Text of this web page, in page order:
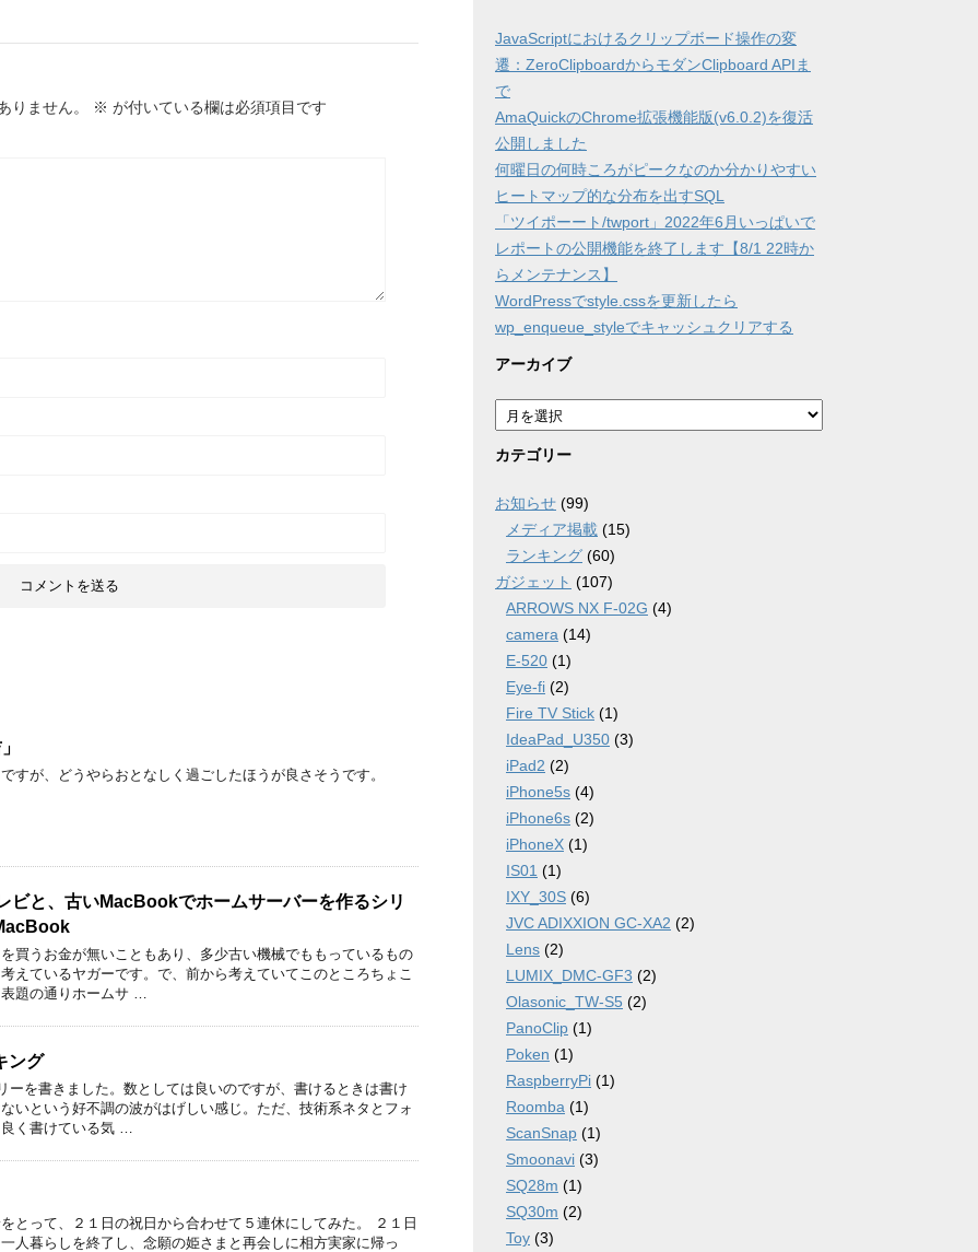
りません。 ※ が付いている欄は必須項目です
すが、どうやらおとなしく過ごしたほうが良さそうです。
ビと、古いMacBookでホームサーバーを作るシリ
買うお金が無いこともあり、多少古い機械でももっているもの
えているヤガーです。で、前から考えていてこのところちょこ
題の通りホームサ …
ング
ーを書きました。数としては良いのですが、書けるときは書け
いという好不調の波がはげしい感じ。ただ、技術系ネタとフォ
良く書けている気 …
とって、２１日の祝日から合わせて５連休にしてみた。 ２１日
人暮らしを終了し、念願の姫さまと再会しに相方実家に帰っ
JavaScriptにおけるクリップボード操作の変
遷：ZeroClipboardからモダンClipboard APIま
で
AmaQuickのChrome拡張機能版(v6.0.2)を復活
公開しました
何曜日の何時ころがピークなのか分かりやすい
ヒートマップ的な分布を出すSQL
「ツイポーート/twport」2022年6月いっぱいで
レポートの公開機能を終了します【8/1 22時か
らメンテナンス】
WordPressでstyle.cssを更新したら
wp_enqueue_styleでキャッシュクリアする
アーカイブ
ア
ー
カ
ブ
カテゴリー
お知らせ (99)
メディア掲載 (15)
ランキング (60)
ガジェット (107)
ARROWS NX F-02G (4)
camera (14)
E-520 (1)
Eye-fi (2)
Fire TV Stick (1)
IdeaPad_U350 (3)
iPad2 (2)
iPhone5s (4)
iPhone6s (2)
iPhoneX (1)
IS01 (1)
IXY_30S (6)
JVC ADIXXION GC-XA2 (2)
Lens (2)
LUMIX_DMC-GF3 (2)
Olasonic_TW-S5 (2)
PanoClip (1)
Poken (1)
RaspberryPi (1)
Roomba (1)
ScanSnap (1)
Smoonavi (3)
SQ28m (1)
SQ30m (2)
Toy (3)